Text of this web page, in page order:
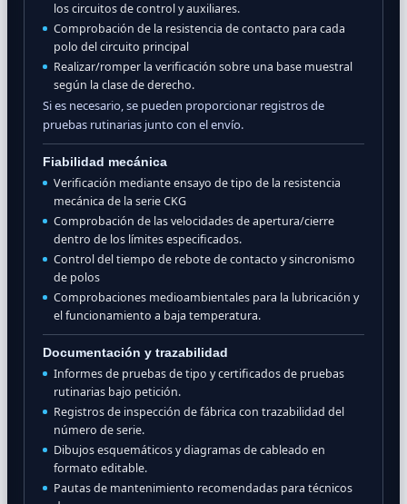
los circuitos de control y auxiliares.
Comprobación de la resistencia de contacto para cada
polo del circuito principal
Realizar/romper la verificación sobre una base muestral
según la clase de derecho.
Si es necesario, se pueden proporcionar registros de
pruebas rutinarias junto con el envío.
Fiabilidad mecánica
Verificación mediante ensayo de tipo de la resistencia
mecánica de la serie CKG
Comprobación de las velocidades de apertura/cierre
dentro de los límites especificados.
Control del tiempo de rebote de contacto y sincronismo
de polos
Comprobaciones medioambientales para la lubricación y
el funcionamiento a baja temperatura.
Documentación y trazabilidad
Informes de pruebas de tipo y certificados de pruebas
rutinarias bajo petición.
Registros de inspección de fábrica con trazabilidad del
número de serie.
Dibujos esquemáticos y diagramas de cableado en
formato editable.
Pautas de mantenimiento recomendadas para técnicos